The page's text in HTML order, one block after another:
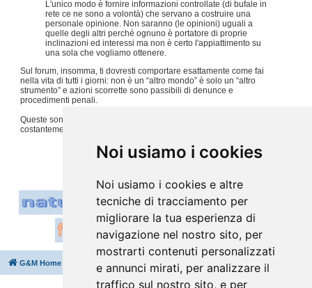
Noi usiamo i cookies
Noi usiamo i cookies e altre
tecniche di tracciamento per
migliorare la tua esperienza di
navigazione nel nostro sito, per
mostrarti contenuti personalizzati
e annunci mirati, per analizzare il
traffico sul nostro sito, e per
L'unico modo è fornire informazioni controllate (di bufale in
rete ce ne sono a volontà) che servano a costruire una
personale opinione. Non saranno (le opinioni) uguali a
quelle degli altri perché ognuno è portatore di proprie
inclinazioni ed interessi ma non è certo l'appiattimento su
una sola che vogliamo ottenere.
Sul forum, insomma, ti dovresti comportare esattamente come fai
nella vita di tutti i giorni: non è un “altro mondo” è solo un “altro
strumento” e azioni scorrette sono passibili di denunce e
procedimenti penali.
Queste sono solo alcune regole, per tutto il resto usiamo
costantemente
G&M Home Tutti gli orari sonoUTC+02:00
Cancella cookie